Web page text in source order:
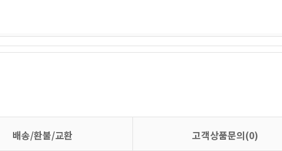
배송/환불/교환 고객상품문의(0)